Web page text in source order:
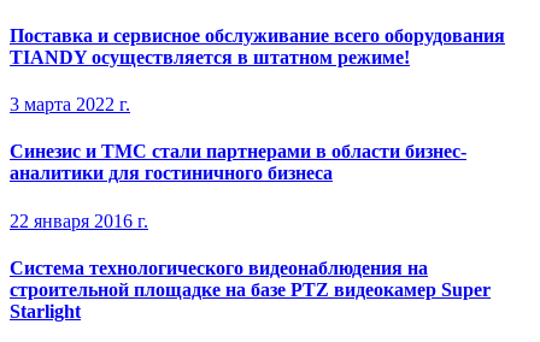
Поставка и сервисное обслуживание всего оборудования
TIANDY осуществляется в штатном режиме!
3 марта 2022 г.
Синезис и ТMC стали партнерами в области бизнес-
аналитики для гостиничного бизнеса
22 января 2016 г.
Система технологического видеонаблюдения на
строительной площадке на базе PTZ видеокамер Super
Starlight